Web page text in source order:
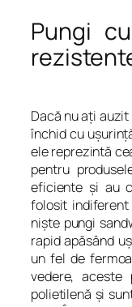
Pungi
Dacă nu aţi
închid cu
ele reprezintă
pentru
eficiente şi au
folosit
nişte pungi
rapid apăsând
un fel de
vedere,
polietilenă şi